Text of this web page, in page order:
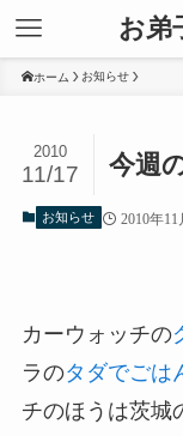
お弟
ホーム お知らせ
今週
2010
11/17
お知らせ 2010年11
カーウォッチの
ラのタダでごは
チのほうは茨城